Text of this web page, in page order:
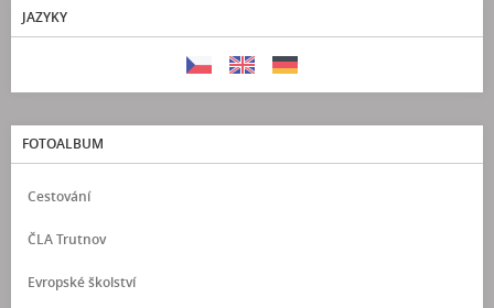
JAZYKY
FOTOALBUM
Cestování
ČLA Trutnov
Evropské školství